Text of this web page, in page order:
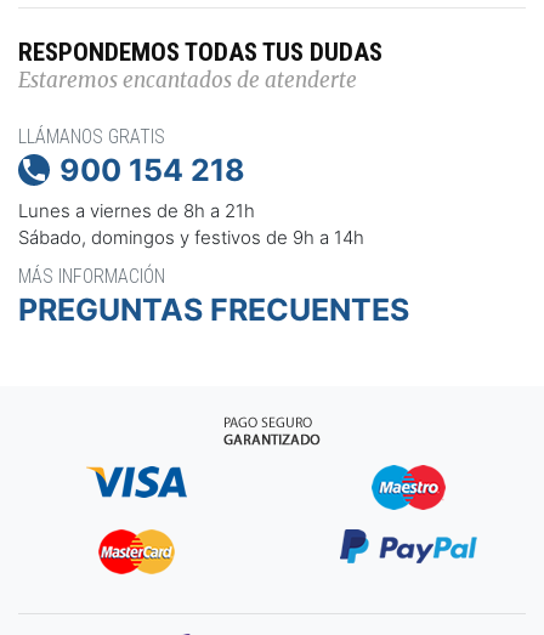
RESPONDEMOS TODAS TUS DUDAS
Estaremos encantados de atenderte
LLÁMANOS GRATIS
 900 154 218
Lunes a viernes de 8h a 21h
Sábado, domingos y festivos de 9h a 14h
MÁS INFORMACIÓN
PREGUNTAS FRECUENTES